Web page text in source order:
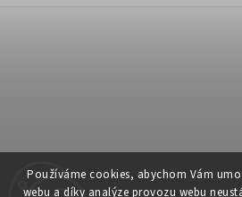
Používáme cookies, abychom Vám
webu a díky analýze provozu webu